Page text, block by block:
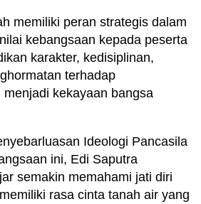
memiliki peran strategis dalam
kebangsaan kepada peserta
karakter, kedisiplinan,
terhadap
kekayaan bangsa
Ideologi Pancasila
ini, Edi Saputra
semakin memahami jati diri
rasa cinta tanah air yang